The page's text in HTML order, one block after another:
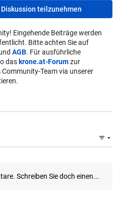
teilzunehmen
Eingehende Beiträge werden
Bitte achten Sie auf
AGB. Für ausführliche
das krone.at-Forumzur
Community-Team via unserer